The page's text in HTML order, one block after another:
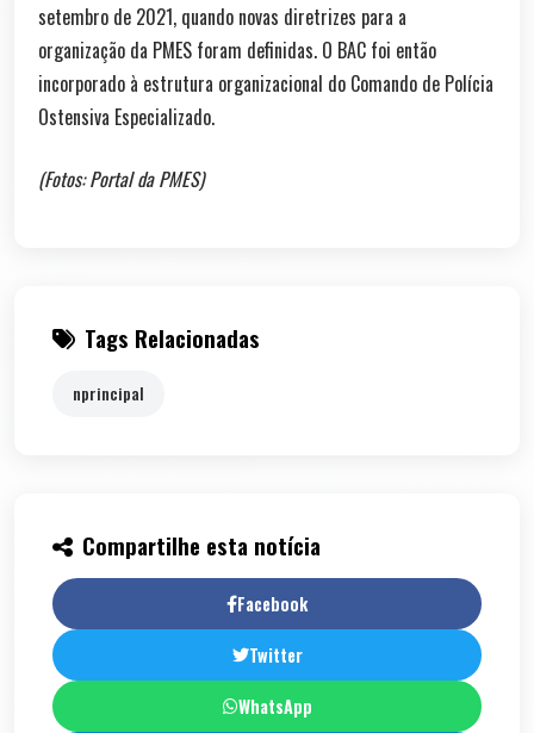
setembro de 2021, quando novas diretrizes para a
organização da PMES foram definidas. O BAC foi então
incorporado à estrutura organizacional do Comando de Polícia
Ostensiva Especializado.
(Fotos: Portal da PMES)
Tags Relacionadas
nprincipal
Compartilhe esta notícia
Facebook
Twitter
WhatsApp